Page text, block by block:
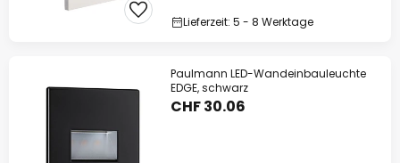
Lieferzeit: 5 - 8 Werktage
Paulmann LED-Wandeinbauleuchte
EDGE, schwarz
CHF 30.06